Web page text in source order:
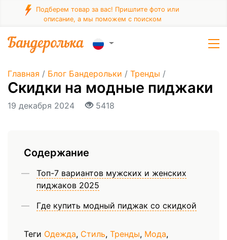
Подберем товар за вас! Пришлите фото или
описание, а мы поможем с поиском
Главная / Блог Бандерольки / Тренды /
Скидки на модные пиджаки
19 декабря 2024 5418
Содержание
Топ-7 вариантов мужских и женских
пиджаков 2025
Где купить модный пиджак со скидкой
Теги Одежда, Стиль, Тренды, Мода,